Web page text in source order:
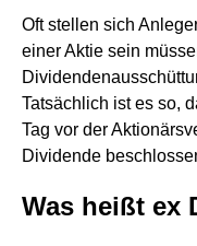
Oft stellen sich
einer Aktie sein
Tatsächlich ist es so,
Tag vor der
Dividende
Was heißt ex